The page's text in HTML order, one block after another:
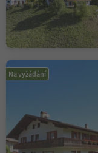
Na vyžádání